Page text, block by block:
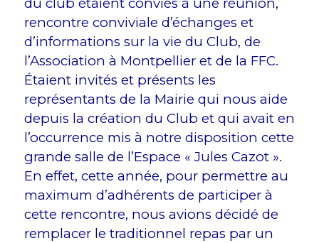
rencontre conviviale d’échanges et
d’informations sur la vie du Club, de
l’Association à Montpellier et de la FFC.
Étaient invités et présents les
représentants de la Mairie qui nous aide
depuis la création du Club et qui avait en
l’occurrence mis à notre disposition cette
grande salle de l’Espace « Jules Cazot ».
En effet, cette année, pour permettre au
maximum d’adhérents de participer à
cette rencontre, nous avions décidé de
remplacer le traditionnel repas par un